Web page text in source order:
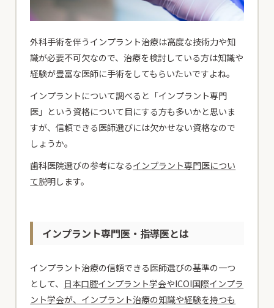
外科手術を伴うインプラント治療は高度な技術力や知
識が必要不可欠なので、治療を検討している方は知識や
経験が豊富な医師に手術をしてもらいたいですよね。
インプラントについて調べると「インプラント専門
医」という資格について目にする方も多いかと思いま
すが、信頼できる医師選びには欠かせない資格なので
しょうか。
歯科医院選びの参考になるインプラント専門医につい
て説明します。
インプラント専門医・指導医とは
インプラント治療の信頼できる医師選びの基準の一つ
として、 日本口腔インプラント学会やICOI国際インプラ
ント学会が、インプラント治療の知識や経験を持つも